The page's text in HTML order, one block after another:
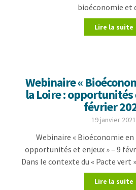
bioéconomie et
Lire la suite
Webinaire «
la Loire : opportunités
février
19 janvier 2021
Webinaire « Bioéconomie en
opportunités et enjeux » – 9
Dans le contexte du « Pacte
Lire la suite